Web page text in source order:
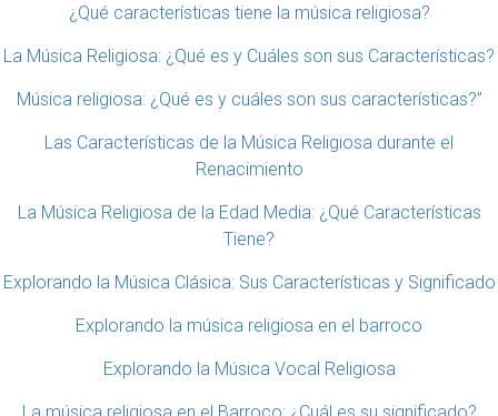
¿Qué características tiene la música religiosa?
La Música Religiosa: ¿Qué es y Cuáles son sus Características?
Música religiosa: ¿Qué es y cuáles son sus características?”
Las Características de la Música Religiosa durante el
Renacimiento
La Música Religiosa de la Edad Media: ¿Qué Características
Tiene?
Explorando la Música Clásica: Sus Características y Significado
Explorando la música religiosa en el barroco
Explorando la Música Vocal Religiosa
La música religiosa en el Barroco: ¿Cuál es su significado?